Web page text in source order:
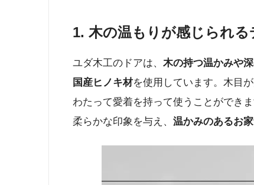
1. 木の温もりが感じられる
ユダ木工のドアは、 木の持つ温かみや
国産ヒノキ材を使用しています。木目
わたって愛着を持って使うことができ
柔らかな印象を与え、 温かみのあるお